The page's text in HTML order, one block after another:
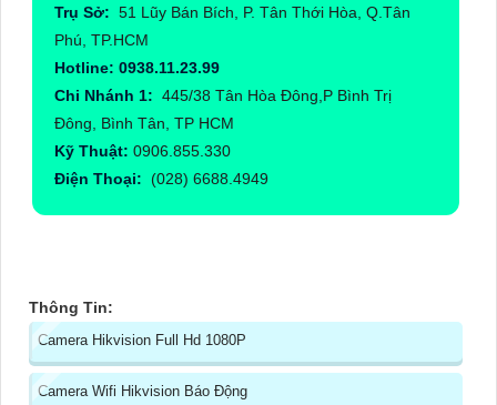
Trụ Sở: 51 Lũy Bán Bích, P. Tân Thới Hòa, Q.Tân
Phú, TP.HCM
Hotline: 0938.11.23.99
Chi Nhánh 1: 445/38 Tân Hòa Đông,P Bình Trị
Đông, Bình Tân, TP HCM
Kỹ Thuật: 0906.855.330
Điện Thoại: (028) 6688.4949
Thông Tin:
Camera Hikvision Full Hd 1080P
Camera Wifi Hikvision Báo Động